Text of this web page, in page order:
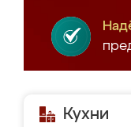
Кухни